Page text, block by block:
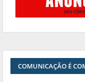
COMUNICAÇÃO É